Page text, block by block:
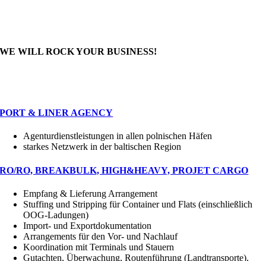
WE WILL ROCK YOUR BUSINESS!
PORT & LINER AGENCY
Agenturdienstleistungen in allen polnischen Häfen
starkes Netzwerk in der baltischen Region
RO/RO, BREAKBULK, HIGH&HEAVY, PROJET CARGO
Empfang & Lieferung Arrangement
Stuffing und Stripping für Container und Flats (einschließlich
OOG-Ladungen)
Import- und Exportdokumentation
Arrangements für den Vor- und Nachlauf
Koordination mit Terminals und Stauern
Gutachten, Überwachung, Routenführung (Landtransporte),